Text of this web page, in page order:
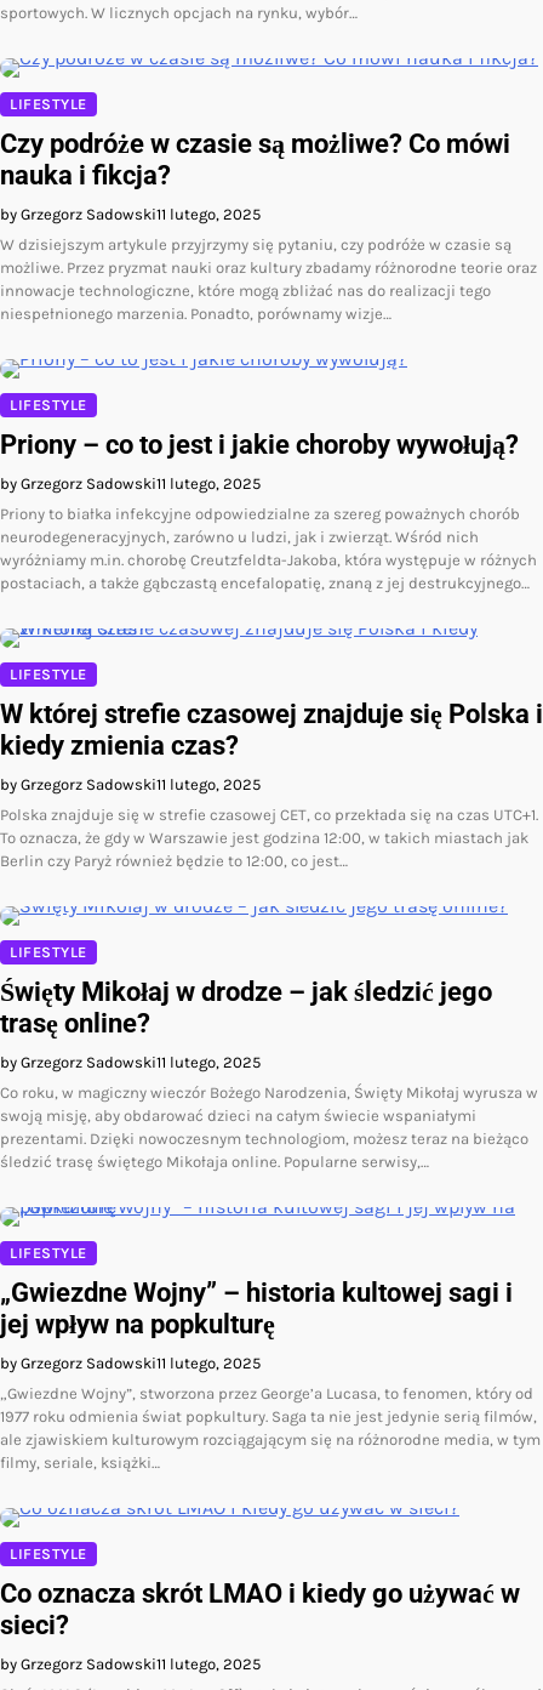
sportowych. W licznych opcjach na rynku, wybór…
LIFESTYLE
Czy podróże w czasie są możliwe? Co mówi
nauka i fikcja?
by Grzegorz Sadowski11 lutego, 2025
W dzisiejszym artykule przyjrzymy się pytaniu, czy podróże w czasie są
możliwe. Przez pryzmat nauki oraz kultury zbadamy różnorodne teorie oraz
innowacje technologiczne, które mogą zbliżać nas do realizacji tego
niespełnionego marzenia. Ponadto, porównamy wizje…
LIFESTYLE
Priony – co to jest i jakie choroby wywołują?
by Grzegorz Sadowski11 lutego, 2025
Priony to białka infekcyjne odpowiedzialne za szereg poważnych chorób
neurodegeneracyjnych, zarówno u ludzi, jak i zwierząt. Wśród nich
wyróżniamy m.in. chorobę Creutzfeldta-Jakoba, która występuje w różnych
postaciach, a także gąbczastą encefalopatię, znaną z jej destrukcyjnego…
LIFESTYLE
W której strefie czasowej znajduje się Polska i
kiedy zmienia czas?
by Grzegorz Sadowski11 lutego, 2025
Polska znajduje się w strefie czasowej CET, co przekłada się na czas UTC+1.
To oznacza, że gdy w Warszawie jest godzina 12:00, w takich miastach jak
Berlin czy Paryż również będzie to 12:00, co jest…
LIFESTYLE
Święty Mikołaj w drodze – jak śledzić jego
trasę online?
by Grzegorz Sadowski11 lutego, 2025
Co roku, w magiczny wieczór Bożego Narodzenia, Święty Mikołaj wyrusza w
swoją misję, aby obdarować dzieci na całym świecie wspaniałymi
prezentami. Dzięki nowoczesnym technologiom, możesz teraz na bieżąco
śledzić trasę świętego Mikołaja online. Popularne serwisy,…
LIFESTYLE
„Gwiezdne Wojny” – historia kultowej sagi i
jej wpływ na popkulturę
by Grzegorz Sadowski11 lutego, 2025
„Gwiezdne Wojny”, stworzona przez George’a Lucasa, to fenomen, który od
1977 roku odmienia świat popkultury. Saga ta nie jest jedynie serią filmów,
ale zjawiskiem kulturowym rozciągającym się na różnorodne media, w tym
filmy, seriale, książki…
LIFESTYLE
Co oznacza skrót LMAO i kiedy go używać w
sieci?
by Grzegorz Sadowski11 lutego, 2025